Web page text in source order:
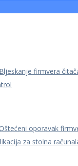
Bljeskanje firmvera
oporavak
za stolna